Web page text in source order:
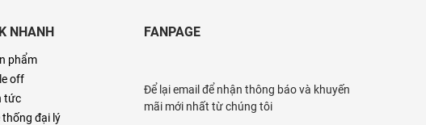
NHANH
phẩm
off
tức
thống đại lý
FANPAGE
Để lại email để nhận thông báo và khuyến
mãi mới nhất từ chúng tôi